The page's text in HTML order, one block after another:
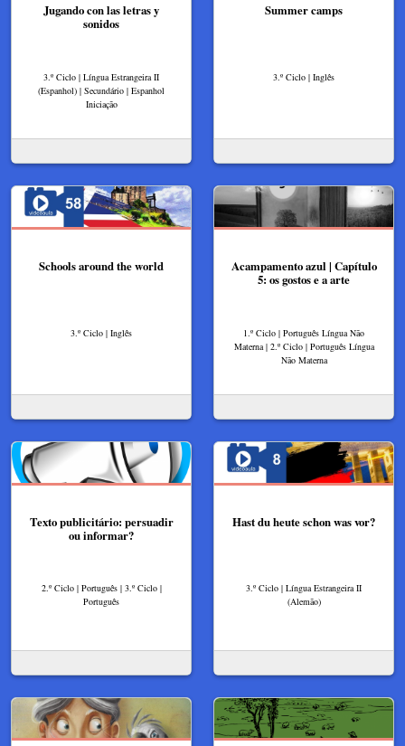
Jugando con las letras y
sonidos
3.º Ciclo | Língua Estrangeira II
(Espanhol) | Secundário | Espanhol
Iniciação
Summer camps
3.º Ciclo | Inglês
Schools around the world
3.º Ciclo | Inglês
Acampamento azul | Capítulo
5: os gostos e a arte
1.º Ciclo | Português Língua Não
Materna | 2.º Ciclo | Português Língua
Não Materna
Texto publicitário: persuadir
ou informar?
2.º Ciclo | Português | 3.º Ciclo |
Português
Hast du heute schon was vor?
3.º Ciclo | Língua Estrangeira II
(Alemão)